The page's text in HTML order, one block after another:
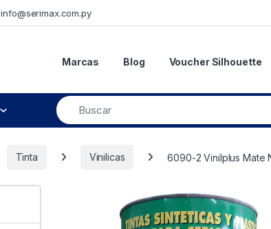
info@serimax.com.py
Marcas Blog Voucher Silhouette
Tinta Vinilicas 6090-2 Vinilplus Mate